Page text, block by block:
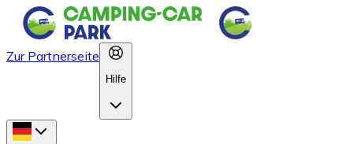
Zur Partnerseite
Hilfe